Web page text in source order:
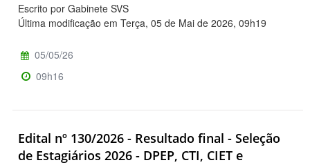
Escrito por Gabinete SVS
Última modificação em Terça, 05 de Mai de 2026, 09h19
05/05/26
09h16
Edital nº 130/2026 - Resultado final - Seleção
de Estagiários 2026 - DPEP, CTI, CIET e